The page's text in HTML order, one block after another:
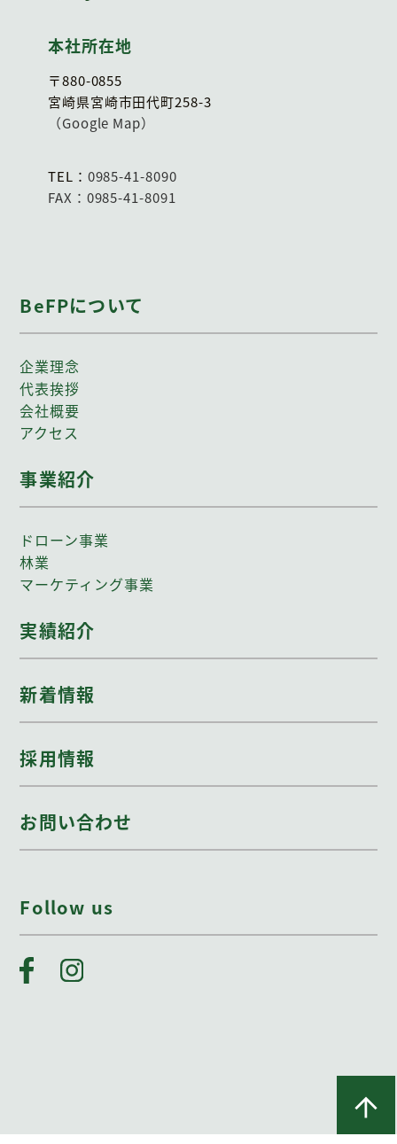
本社所在地
〒880-0855
宮崎県宮崎市田代町258-3
（Google Map）
TEL： 0985-41-8090
FAX：0985-41-8091
BeFPについて
企業理念
代表挨拶
会社概要
アクセス
事業紹介
ドローン事業
林業
マーケティング事業
実績紹介
新着情報
採用情報
お問い合わせ
Follow us